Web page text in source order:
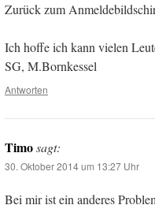
Zurück zum
Ich hoffe ich kann vielen
SG, M.Bornkessel
Antworten
Timosagt:
30. Oktober 2014 um 13:27 Uhr
Bei mir ist ein anderes